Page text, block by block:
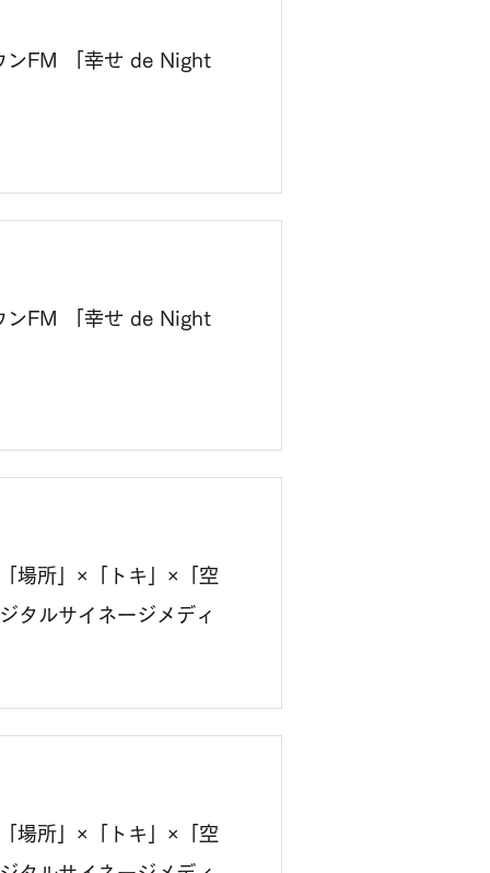
ンFM 「幸せ de Night
ンFM 「幸せ de Night
場所」×「トキ」×「空
タルサイネージメディ
場所」×「トキ」×「空